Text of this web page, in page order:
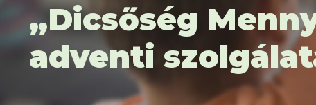
„Dicsőség
adventi